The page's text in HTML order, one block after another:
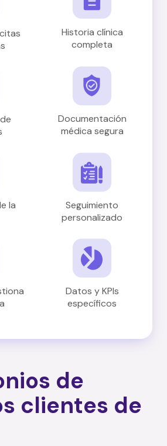
Historia clínica
completa
Documentación
médica segura
la
Seguimiento
personalizado
Datos y KPIs
específicos
de
clientes de